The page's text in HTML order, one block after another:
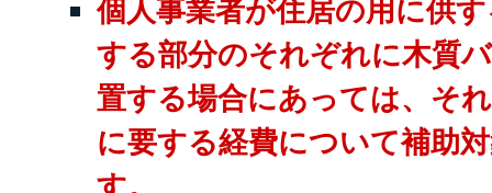
個人事業者が住居の用に供
する部分のそれぞれに木質
置する場合にあっては、そ
に要する経費について補助